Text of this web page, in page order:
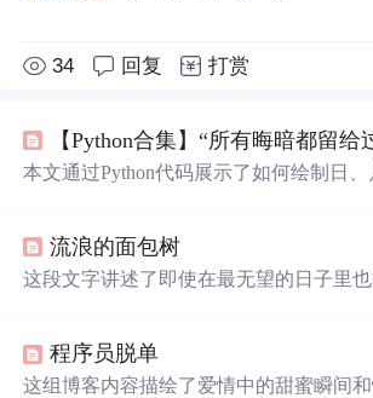
34 回复 打赏
本文通过Python代码展示了如何绘制日
的诗意句子，增添艺术气息。
流浪的面包树
这段文字讲述了即使在最无望的日子里
忆会让人感到孤独和迷茫。
程序员脱单
这组博客内容描绘了爱情中的甜蜜瞬间